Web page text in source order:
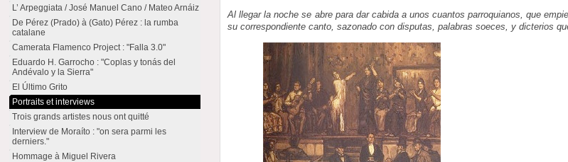
Al llegar la noche se abre para dar cabida a unos cuantos parroquianos, que
su correspondiente canto, sazonado con disputas, palabras soeces, y dicterios
L’ Arpeggiata / José Manuel Cano / Mateo Arnáiz
De Pérez (Prado) à (Gato) Pérez : la rumba
catalane
Camerata Flamenco Project : "Falla 3.0"
Eduardo H. Garrocho : "Coplas y tonás del
Andévalo y la Sierra"
El Último Grito
Portraits et interviews
Trois grands artistes nous ont quitté
Interview de Moraíto : "on sera parmi les
derniers."
Hommage à Miguel Rivera